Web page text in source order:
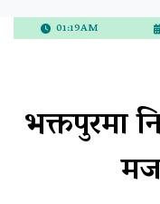
01:19AM
भक्तपुरमा